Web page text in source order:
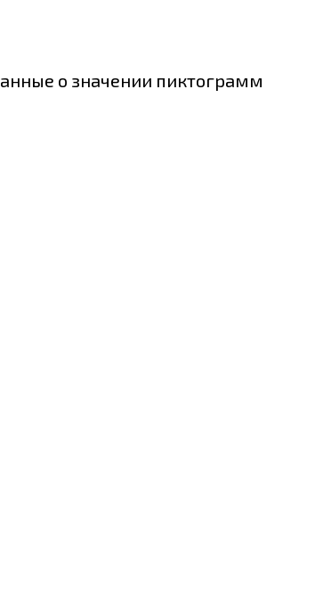
о значении пиктограмм